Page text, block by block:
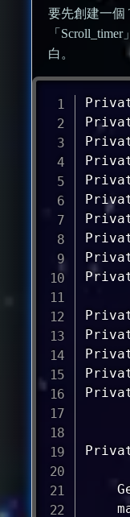
要先創建一個
「
白。